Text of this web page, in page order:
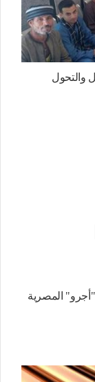
والتحول
المصرية